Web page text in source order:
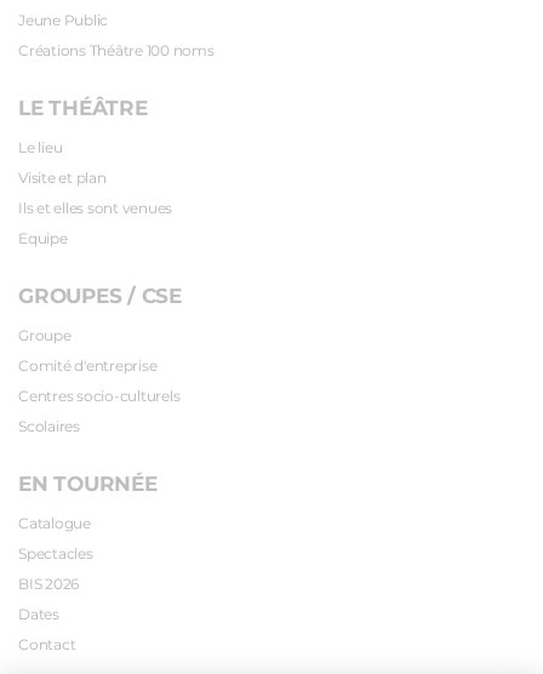
Jeune Public
Créations Théâtre 100 noms
LE THÉÂTRE
Le lieu
Visite et plan
Ils et elles sont venues
Equipe
GROUPES / CSE
Groupe
Comité d'entreprise
Centres socio-culturels
Scolaires
EN TOURNÉE
Catalogue
Spectacles
BIS 2026
Dates
Contact